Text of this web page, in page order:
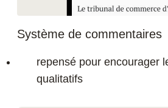
Système de commentaires
repensé pour encourager
qualitatifs